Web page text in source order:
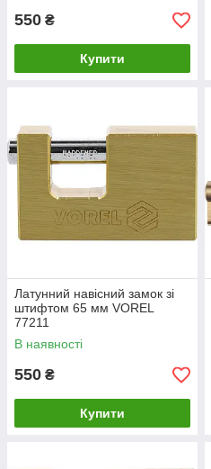
550 ₴
Купити
Латунний навісний замок зі
штифтом 65 мм VOREL
77211
В наявності
550 ₴
Купити